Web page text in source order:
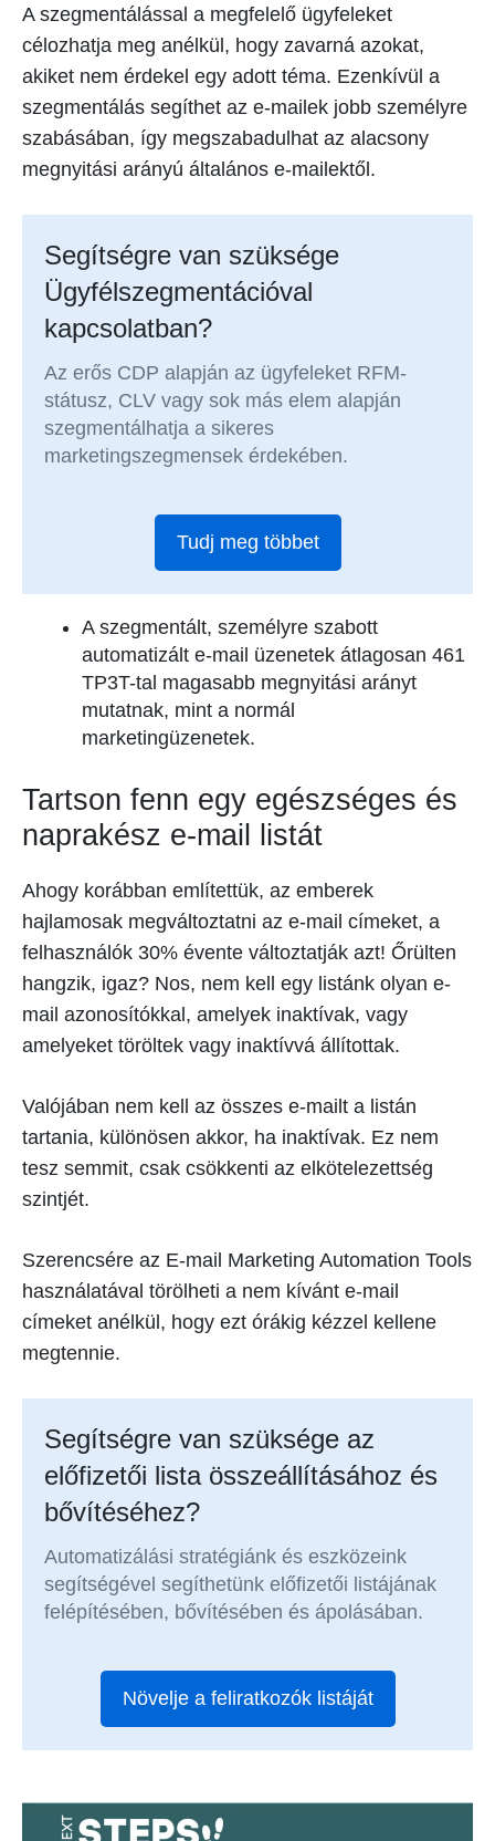
A szegmentálással a megfelelő ügyfeleket
célozhatja meg anélkül, hogy zavarná azokat,
akiket nem érdekel egy adott téma. Ezenkívül a
szegmentálás segíthet az e-mailek jobb személyre
szabásában, így megszabadulhat az alacsony
megnyitási arányú általános e-mailektől.
Segítségre van szüksége
Ügyfélszegmentációval
kapcsolatban?
Az erős CDP alapján az ügyfeleket RFM-
státusz, CLV vagy sok más elem alapján
szegmentálhatja a sikeres
marketingszegmensek érdekében.
Tudj meg többet
A szegmentált, személyre szabott
automatizált e-mail üzenetek átlagosan 461
TP3T-tal magasabb megnyitási arányt
mutatnak, mint a normál
marketingüzenetek.
Tartson fenn egy egészséges és
naprakész e-mail listát
Ahogy korábban említettük, az emberek
hajlamosak megváltoztatni az e-mail címeket, a
felhasználók 30% évente változtatják azt! Őrülten
hangzik, igaz? Nos, nem kell egy listánk olyan e-
mail azonosítókkal, amelyek inaktívak, vagy
amelyeket töröltek vagy inaktívvá állítottak.
Valójában nem kell az összes e-mailt a listán
tartania, különösen akkor, ha inaktívak. Ez nem
tesz semmit, csak csökkenti az elkötelezettség
szintjét.
Szerencsére az E-mail Marketing Automation Tools
használatával törölheti a nem kívánt e-mail
címeket anélkül, hogy ezt órákig kézzel kellene
megtennie.
Segítségre van szüksége az
előfizetői lista összeállításához és
bővítéséhez?
Automatizálási stratégiánk és eszközeink
segítségével segíthetünk előfizetői listájának
felépítésében, bővítésében és ápolásában.
Növelje a feliratkozók listáját